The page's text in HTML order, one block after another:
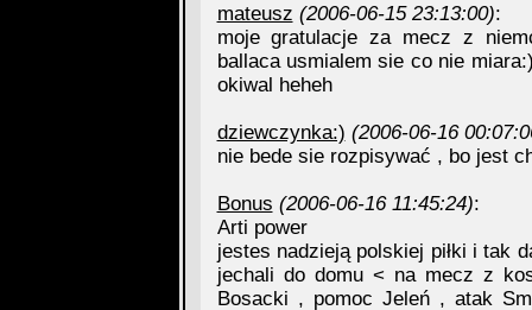
mateusz (2006-06-15 23:13:00):
moje gratulacje za mecz z
ballaca usmialem sie co nie
okiwal heheh
dziewczynka:) (2006-06-16
nie bede sie rozpisywać , bo jest
Bonus (2006-06-16 11:45:24):
Arti power
jestes nadzieją polskiej piłki i tak
jechali do domu < na mecz z
Bosacki , pomoc Jeleń , atak